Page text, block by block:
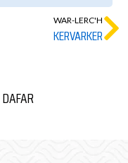
WAR-LERC'H
KERVARKER